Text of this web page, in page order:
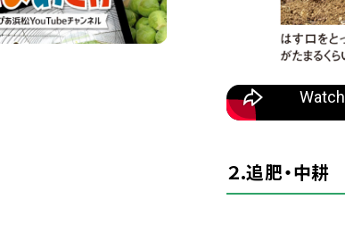
２.追肥・中耕